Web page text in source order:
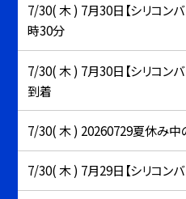
7/30( 木 ) 7月30日【シリコン
時30分
7/30( 木 ) 7月30日【シリコン
到着
7/30( 木 ) 20260729夏休み中
7/30( 木 ) 7月29日【シリコン